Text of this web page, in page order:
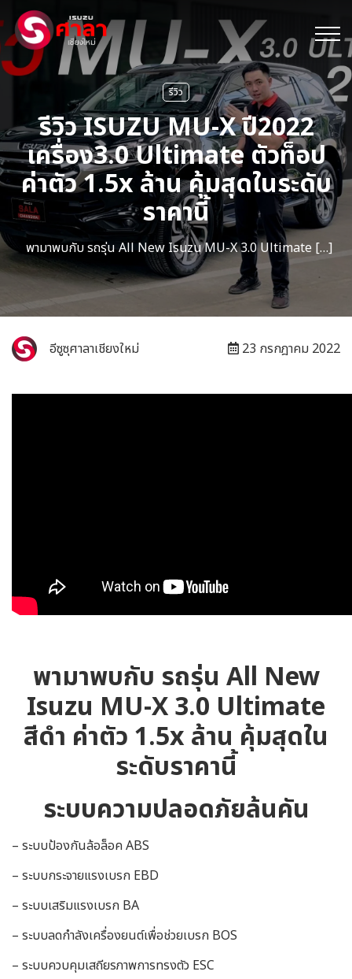
รีวิว
รีวิว ISUZU MU-X ปี2022
เครื่อง3.0 Ultimate ตัวท็อป
ค่าตัว 1.5x ล้าน คุ้มสุดในระดับ
ราคานี้
พามาพบกับ รถรุ่น All New Isuzu MU-X 3.0 Ultimate […]
อีซูซุศาลาเชียงใหม่ 23 กรกฎาคม 2022
พามาพบกับ รถรุ่น All New
Isuzu MU-X 3.0 Ultimate
สีดำ ค่าตัว 1.5x ล้าน คุ้มสุดใน
ระดับราคานี้
ระบบความปลอดภัยล้นคัน
– ระบบป้องกันล้อล็อค ABS
– ระบบกระจายแรงเบรก EBD
– ระบบเสริมแรงเบรก BA
– ระบบลดกำลังเครื่องยนต์เพื่อช่วยเบรก BOS
– ระบบควบคุมเสถียรภาพการทรงตัว ESC